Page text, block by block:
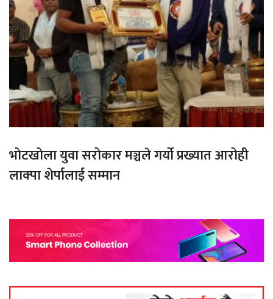
भोटखोला युवा सरोकार मञ्चले गर्यो प्रख्यात आरोही
लाक्पा शेर्पालाई सम्मान